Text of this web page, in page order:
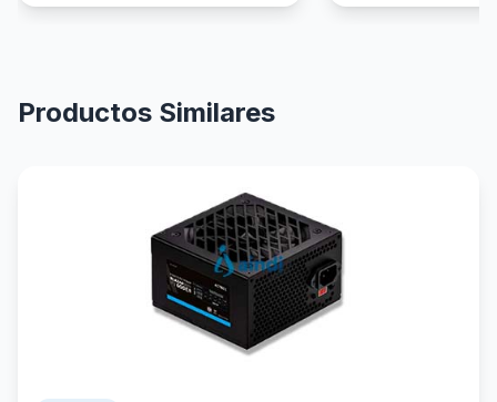
Productos Similares